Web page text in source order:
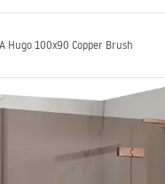
Hugo 100x90 Copper Brush